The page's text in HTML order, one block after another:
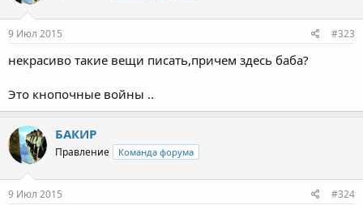
9 Июл 2015 #323
некрасиво такие вещи писать,причем здесь баба?
Это кнопочные войны ..
БАКИР
Правление Команда форума
9 Июл 2015 #324